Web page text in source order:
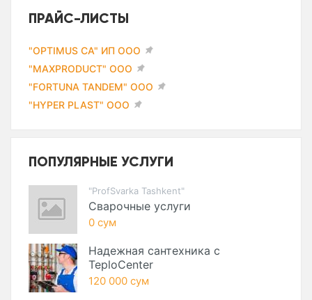
ПРАЙС-ЛИСТЫ
"OPTIMUS CA" ИП ООО
"MAXPRODUCT" ООО
"FORTUNA TANDEM" ООО
"HYPER PLAST" ООО
ПОПУЛЯРНЫЕ УСЛУГИ
"ProfSvarka Tashkent"
Сварочные услуги
0 сум
Надежная сантехника с
TeploCenter
120 000 сум